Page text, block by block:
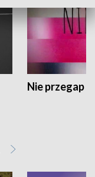
Nie przegap